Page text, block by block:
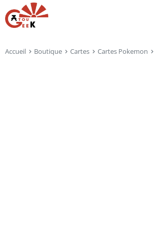
Accueil Boutique Cartes Cartes Pokemon